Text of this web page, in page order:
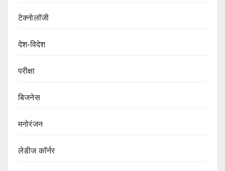
टेक्नोलॉजी
देश-विदेश
परीक्षा
बिजनेस
मनोरंजन
लेडीज कॉर्नर